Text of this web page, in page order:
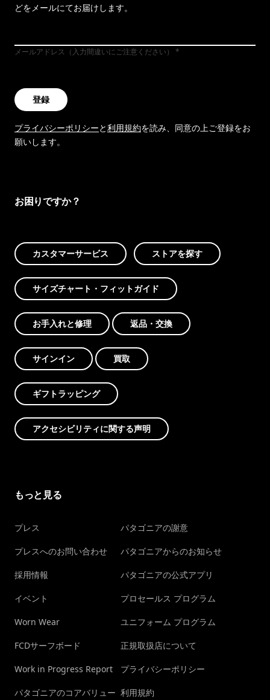
どをメールにてお届けします。
メールアドレス（入力間違いにご注意ください）
登録
プライバシーポリシーと利用規約を読み、同意の上ご登録をお
願いします。
お困りですか？
カスタマーサービス ストアを探す
サイズチャート・フィットガイド
お手入れと修理 返品・交換
サインイン 買取
ギフトラッピング
アクセシビリティに関する声明
もっと見る
プレス
プレスへのお問い合わせ
採用情報
イベント
Worn Wear
FCDサーフボード
Work in Progress Report
パタゴニアのコアバリュー
パタゴニアの謝意
パタゴニアからのお知らせ
パタゴニアの公式アプリ
プロセールス プログラム
ユニフォーム プログラム
正規取扱店について
プライバシーポリシー
利用規約